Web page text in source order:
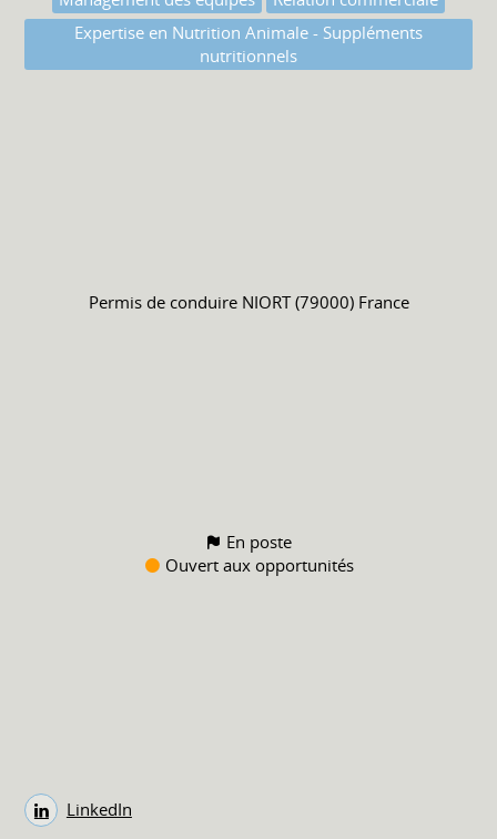
Expertise en Nutrition Animale - Suppléments
nutritionnels
Permis de conduire NIORT (79000) France
En poste
Ouvert aux opportunités
LinkedIn